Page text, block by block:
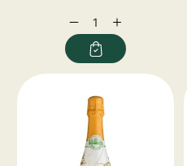
Decrease
quantity
Increase
quantity
for